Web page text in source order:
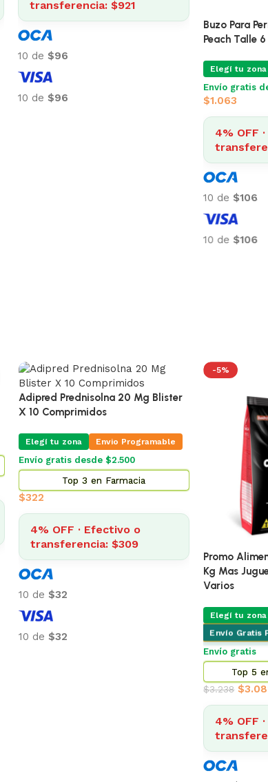
transferencia: $960
10 de $100
10 de $100 10 de$96
Adipred Prednisolna 20 Mg Blister
X 10 Comprimidos
Elegí tu zona Envio Programable
Envío gratis desde $2.500
Top 3 en Farmacia
$322
4% OFF · Efectivo o
transferencia: $309
10 de $32
10 de $32
-5%
Promo
Kg Mas
Varios
Elegí tu zona
Envío Gratis
Envío gratis
Top 5
$3.238 $
4% OFF